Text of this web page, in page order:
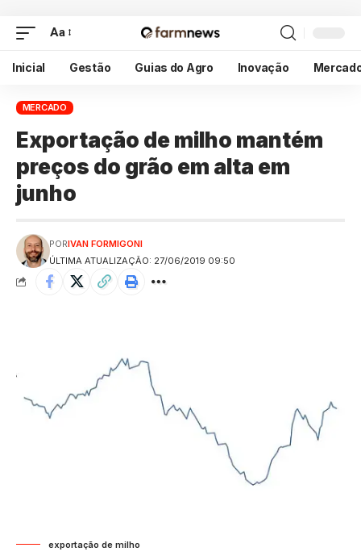
Aa
Inicial Gestão Guias do Agro Inovação
MERCADO
Exportação de milho mantém
preços do grão em alta em
junho
ÚLTIMA ATUALIZAÇÃO: 27/06/2019 09:50
PORIVAN FORMIGONI
exportação de milho